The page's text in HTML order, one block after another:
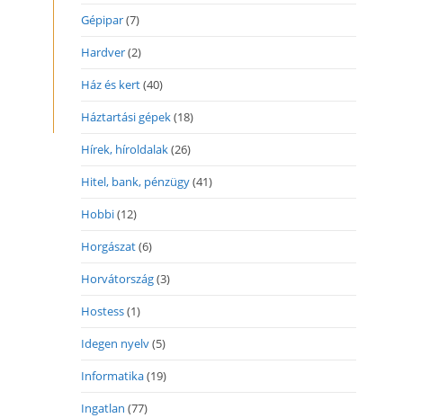
Gépipar(7)
Hardver(2)
Ház és kert(40)
Háztartási gépek(18)
Hírek, híroldalak(26)
Hitel, bank, pénzügy(41)
Hobbi(12)
Horgászat(6)
Horvátország(3)
Hostess(1)
Idegen nyelv(5)
Informatika(19)
Ingatlan (77)